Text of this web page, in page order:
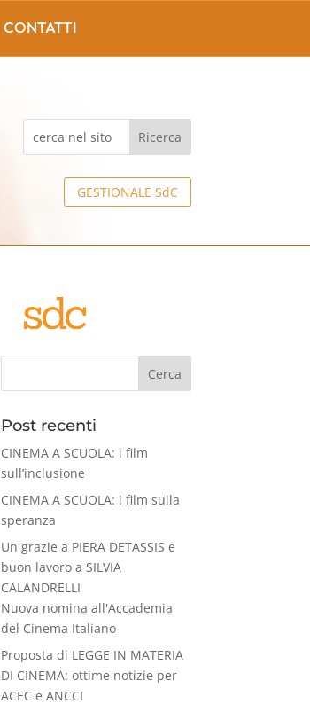
GESTIONALE SdC
CONTATTI
Cerca
Post recenti
CINEMA A SCUOLA: i film
sull’inclusione
CINEMA A SCUOLA: i film sulla
speranza
Un grazie a PIERA DETASSIS e
buon lavoro a SILVIA
CALANDRELLI
Nuova nomina all'Accademia
del Cinema Italiano
Proposta di LEGGE IN MATERIA
DI CINEMA: ottime notizie per
ACEC e ANCCI